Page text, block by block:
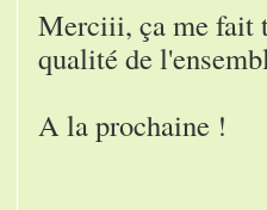
Merciii, ça me fait
qualité de
A la prochaine !